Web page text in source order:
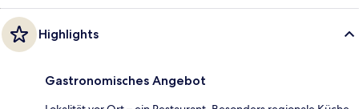
Highlights
Gastronomisches Angebot